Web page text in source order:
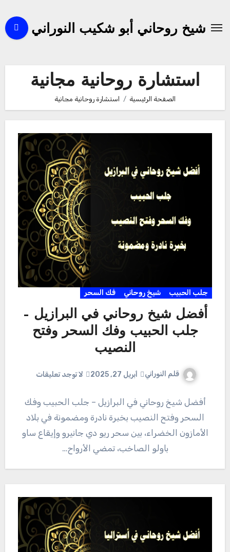
المحتوىشيخ روحاني أبو شكيب النوراني
استشارة روحانية مجانية
الصفحة الرئيسية استشارة روحانية مجانية
جلب الحبيب شيخ روحاني فك السحر
أفضل شيخ روحاني في البرازيل –
جلب الحبيب وفك السحر وفتح
النصيب
قلم النوراني أبريل 27, 2025 لا توجد تعليقات
أفضل شيخ روحاني في البرازيل – جلب الحبيب وفك
السحر وفتح النصيب بخبرة نادرة ومضمونة في بلاد
الأمازون الخضراء، بين سحر ريو دي جانيرو وإيقاع ساو
باولو الصاخب، تمضي الأرواح…